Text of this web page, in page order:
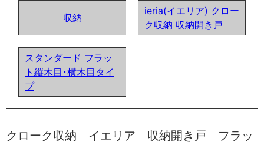
収納
ieria(イエリア) クロー
ク収納 収納開き戸
スタンダード フラッ
ト縦木目･横木目タイ
プ
クローク収納 イエリア 収納開き戸 フラッ